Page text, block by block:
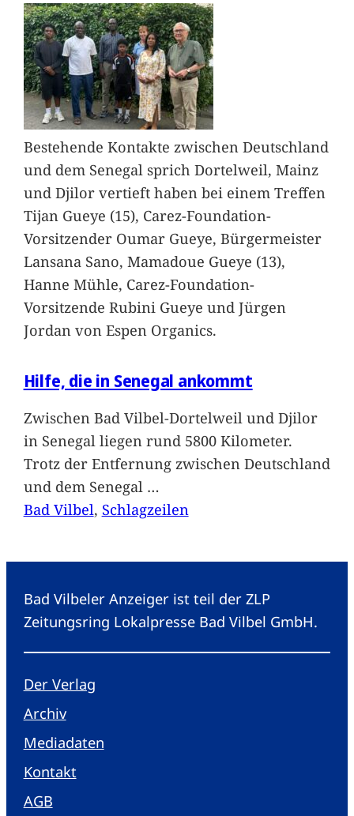
Bestehende Kontakte zwischen Deutschland
und dem Senegal sprich Dortelweil, Mainz
und Djilor vertieft haben bei einem Treffen
Tijan Gueye (15), Carez-Foundation-
Vorsitzender Oumar Gueye, Bürgermeister
Lansana Sano, Mamadoue Gueye (13),
Hanne Mühle, Carez-Foundation-
Vorsitzende Rubini Gueye und Jürgen
Jordan von Espen Organics.
Hilfe, die in Senegal ankommt
Zwischen Bad Vilbel-Dortelweil und Djilor
in Senegal liegen rund 5800 Kilometer.
Trotz der Entfernung zwischen Deutschland
und dem Senegal …
Bad Vilbel, Schlagzeilen
Bad Vilbeler Anzeiger ist teil der ZLP
Zeitungsring Lokalpresse Bad Vilbel GmbH.
Der Verlag
Archiv
Mediadaten
Kontakt
AGB